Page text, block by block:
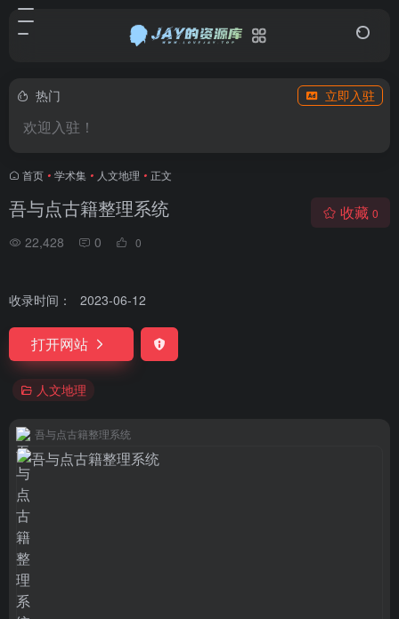
热门 立即入驻
欢迎入驻！
首页 • 学术集 • 人文地理 • 正文
吾与点古籍整理系统
22,428 0 0
收藏 0
收录时间： 2023-06-12
打开网站
人文地理
吾与点古籍整理系统